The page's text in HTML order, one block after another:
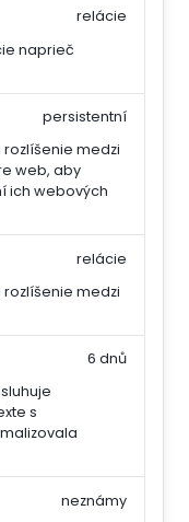
naprieč
relácie
medzi
web, aby
ich webových
persistentní
medzi
relácie
s
6 dnů
neznámy